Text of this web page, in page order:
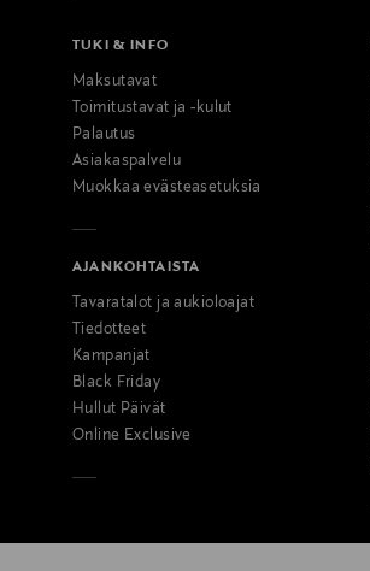
TUKI & INFO
Maksutavat
Toimitustavat ja -kulut
Palautus
Asiakaspalvelu
Muokkaa evästeasetuksia
AJANKOHTAISTA
Tavaratalot ja aukioloajat
Tiedotteet
Kampanjat
Black Friday
Hullut Päivät
Online Exclusive